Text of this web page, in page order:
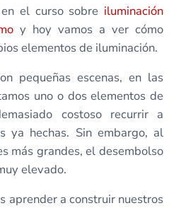
el curso sobre iluminación
y hoy vamos a ver cómo
elementos de iluminación.
pequeñas escenas, en las
uno o dos elementos de
costoso recurrir a
ya hechas. Sin embargo, al
más grandes, el desembolso
elevado.
aprender a construir nuestros